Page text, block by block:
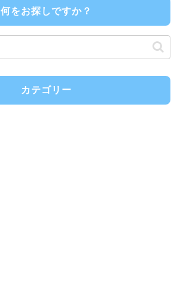
何をお探しですか？
カテゴリー